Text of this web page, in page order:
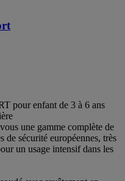
pour enfant de 3 à 6 ans
une gamme complète de
de sécurité européennes, très
un usage intensif dans les